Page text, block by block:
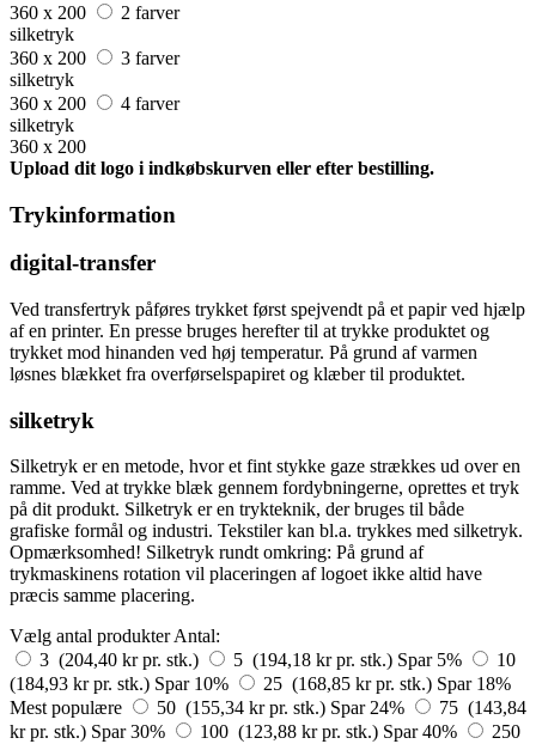
360 x 200
2 farver
silketryk
360 x 200
3 farver
silketryk
360 x 200
4 farver
silketryk
360 x 200
Upload dit logo i indkøbskurven eller efter bestilling.
Trykinformation
digital-transfer
Ved transfertryk påføres trykket først spejvendt på et papir ved hjælp
af en printer. En presse bruges herefter til at trykke produktet og
trykket mod hinanden ved høj temperatur. På grund af varmen
løsnes blækket fra overførselspapiret og klæber til produktet.
silketryk
Silketryk er en metode, hvor et fint stykke gaze strækkes ud over en
ramme. Ved at trykke blæk gennem fordybningerne, oprettes et tryk
på dit produkt. Silketryk er en trykteknik, der bruges til både
grafiske formål og industri. Tekstiler kan bl.a. trykkes med silketryk.
Opmærksomhed! Silketryk rundt omkring: På grund af
trykmaskinens rotation vil placeringen af logoet ikke altid have
præcis samme placering.
Vælg antal produkterAntal:
3 (204,40 kr pr. stk.)
5 (194,18 kr pr. stk.) Spar 5%
10
(184,93 kr pr. stk.) Spar 10% 25 (168,85 kr pr. stk.) Spar 18%
Mest populære
50 (155,34 kr pr. stk.) Spar 24%
75 (143,84
kr pr. stk.) Spar 30% 100 (123,88 kr pr. stk.) Spar 40%
250